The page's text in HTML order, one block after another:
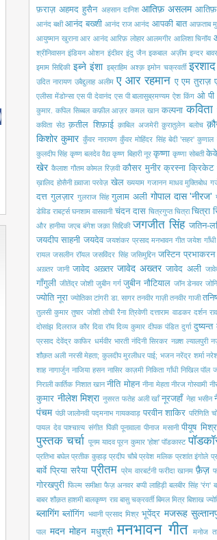
फ़राज़ अहमद हुसैन अहसान दानिश आतिफ़ असलम
आनंद बक्षी आनंद बख्शी आनंद राज आनंद आपकी बात आफ़ताब
आयुष्मान खुराना आर आनंद आरिफ़ लोहार आलमगीर आलिशा चिनॉय
श्रीनिवासन इंडियन ओशन इंदीवर इंदु जैन इकबाल अज़ीम इन्दर
इमाम सिद्दिकी इब्ने इंशा इब्राहिम अश्क़ इमोन चक्रवर्ती
उदित नारायण उबैद्दुलाह अलीम ए आर रहमान ए एम तुराज़
एलीसा मेंडोन्सा एस पी देवानंद एस पी बालासुब्रमण्यम ऐश किंग ओ पी
कुमार. कपिल सिब्बल कफ़ील आज़र कमल खान कल्पना कविता
कविता सेठ क़तील शिफ़ाई क़ाबिल अजमेरी क़ुरातुलेन बलोच
किशोर कुमार कुँवर नारायण कुँवर मोहिंदर सिंह बेदी 'सहर' कुणाल
कुलदीप सिंह कृष्ण बलदेव वैद्य कृष्ण बिहारी नूर कृष्णा कृष्णा सोबती
खेर कैलाश गौतम कोमल रिज़वी कौसर मुनीर क्रस्ना क्रिकेट
ख़ालिद होसैनी ख़्वाजा परवेज़ खेल ख्ययाम गजानन माधव मुक्तिबोध
दत्त गुलज़ार गुलराज सिंह गुलाम अली गोपाल दास 'नीरज'
डेविड राबर्ट्स घनशाम वासवानी चंदन दास चित्रगुप्त चित्रा चित्रा
और हानीया जएब बंगेश जक़ा सिद्दिकी जगजीत सिंह जतिन-
जयदीप साहनी जयदेव जयशंकर प्रसाद मनभावन गीत जयेश गाँधी
रायल जसलीन रॉयल जसविंदर सिंह जसिमुद्दिन जस्टिन प्रभाकरन
अख़्तर जानी जावेद अख़्तर जावेद अख्तर जावेद अली
गाँगुली जीतेंद्र जोशी जुबीन गर्ग जुबीन नौटियाल जॉन डेनवर
ज्योति नूरा ज्योतिका टांगरी डा. सागर तनवीर गाज़ी तनवीर गाजी
तुलसी कुमार तुषार जोशी तोची रैना त्रिवेणी दत्ताराम वाडकर दर्शन
दोसांझ दिलराज कौर दिवा रॉय दिव्य कुमार दीपक पंडित दुर्गा दुष्यन्त
प्रसाद देवेंद्र काफिर धर्मवीर भारती नंदिनी सिरकर नक़्श ल्यालपुरी
शौक़त अली नरसी मेहता; कुलदीप मुरलीधर पाई; भजन नरेंद्र शर्मा
शाह नागार्जुन नाजिया हसन नासिर काज़मी निकिता गाँधी निखिल पॉल
निराली कार्तिक निशात खान नीति मोहन नीना मेहता नीरज गोस्वामी
कुमार नीलेश मिश्रा नुसरत फतेह अली खाँ नूरजहाँ नेहा भसीन
पंचम पंछी जालोनवी पद्मनाभ गायकवाड़ परवीन शाकिर परिणिति
पायल देव पाश्चात्य संगीत पिंकी पूनावाला पीनाज मसानी पीयूष
पुस्तक चर्चा पूनम यादव पूरन कुमार 'होश' पॉडकास्ट
प्रतिभा बघेल प्रतीक कुहाड़ प्रदीप चौबे प्रवेश मलिक प्रशांत इंगोले
बार्वे प्रिया सरैया प्रीतम प्रेम वारबर्टनी फरीदा खानम फ़ैज़
गोरखपुरी फिल्म समीक्षा फैज़ अनवर बप्पी लाहिड़ी बलबीर सिंह 'रंग'
बाबर शौक़त हाशमी बालकृष्ण राव बासु चक्रवर्ती बिमल मित्र बिशाख
ब्लागिंग ब्लॉगिंग भवानी प्रसाद मिश्र भूपेंद्र मजरूह
पाल मदन मोहन मधुश्री मनभावन गीत मनोज